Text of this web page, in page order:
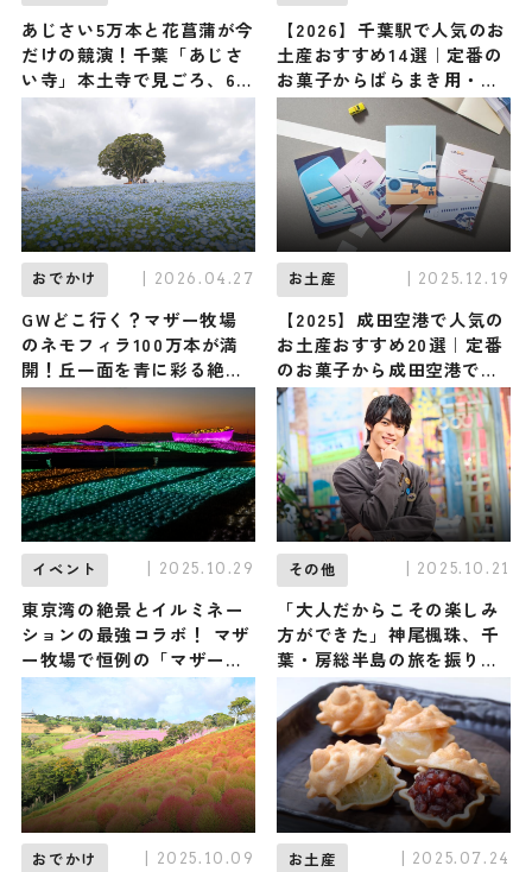
あじさい5万本と花菖蒲が今
だけの競演！千葉「あじさ
い寺」本土寺で見ごろ、6
月下旬まで / 千葉県松戸市
【2026】千葉駅で人気のお
土産おすすめ14選｜定番の
お菓子からばらまき用・千
葉限定まで幅広く紹介
おでかけ | 2026.04.27
GWどこ行く？マザー牧場
のネモフィラ100万本が満
開！丘一面を青に彩る絶
景、見ごろは5月上旬まで /
千葉県富津市
お土産 | 2025.12.19
【2025】成田空港で人気の
お土産おすすめ20選｜定番
のお菓子から成田空港でし
か買えないお土産まで紹介
イベント | 2025.10.29
東京湾の絶景とイルミネー
ションの最強コラボ！ マザ
ー牧場で恒例の「マザーイ
ルミ」が11月1日よりスター
トします / 千葉県富津市
その他 | 2025.10.21
「大人だからこその楽しみ
方ができた」神尾楓珠、千
葉・房総半島の旅を振り返
るーー
おでかけ | 2025.10.09 お土産 | 2025.07.24